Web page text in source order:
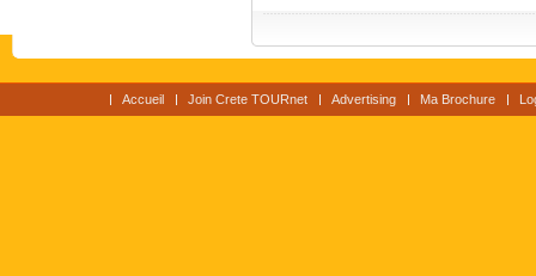
Accueil Join Crete TOURnet Advertising Ma Brochure